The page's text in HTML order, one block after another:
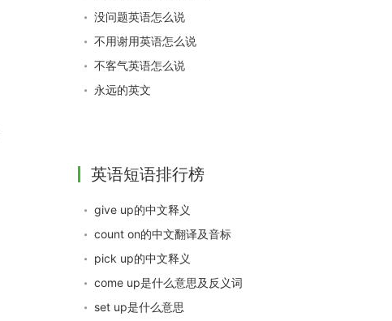
没问题英语怎么说
不用谢用英语怎么说
不客气英语怎么说
永远的英文
英语短语排行榜
give up的中文释义
count on的中文翻译及音标
pick up的中文释义
come up是什么意思及反义词
set up是什么意思